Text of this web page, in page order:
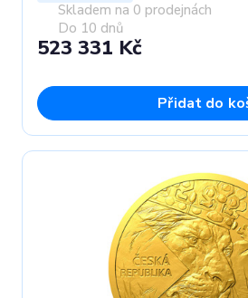
Skladem na 0 prodejnách
Do 10 dnů
523 331 Kč
Přidat do